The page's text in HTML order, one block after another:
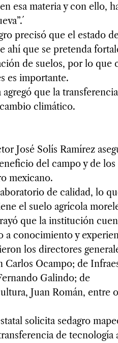
esa materia y con ello,
precisó que el estado
ahí que se pretenda
de suelos, por lo
es importante.
agregó que la
climático.
José Solís Ramírez
del campo y de
mexicano.
de calidad, lo
el suelo agrícola
que la institución
a conocimiento y
los directores
Carlos Ocampo; de
Galindo; de
Juan Román, entre
solicita sedagro
de